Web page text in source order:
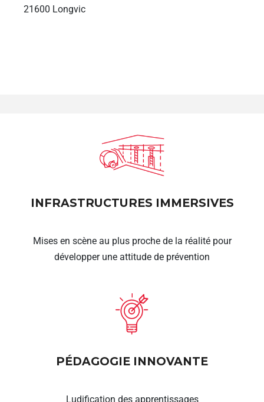
21600 Longvic
INFRASTRUCTURES IMMERSIVES
Mises en scène au plus proche de la réalité pour
développer une attitude de prévention
PÉDAGOGIE INNOVANTE
Ludification des apprentissages